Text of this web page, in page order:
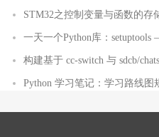
STM32之控制变量与函数的存
一天一个Python库：setuptools
构建基于 cc-switch 与 sdcb/
Python 学习笔记：学习路线图